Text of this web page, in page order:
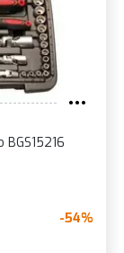
-54%